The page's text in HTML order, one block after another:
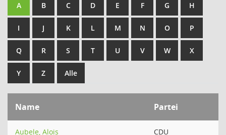
A B C D E F G H
I J K L M N O P
Q R S T U V W X
Y Z Alle
Name Partei
Aubele, Alois CDU